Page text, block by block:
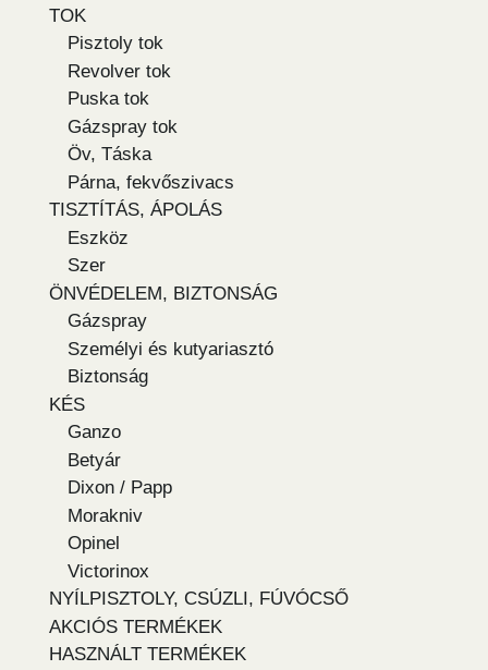
TOK
Pisztoly tok
Revolver tok
Puska tok
Gázspray tok
Öv, Táska
Párna, fekvőszivacs
TISZTÍTÁS, ÁPOLÁS
Eszköz
Szer
ÖNVÉDELEM, BIZTONSÁG
Gázspray
Személyi és kutyariasztó
Biztonság
KÉS
Ganzo
Betyár
Dixon / Papp
Morakniv
Opinel
Victorinox
NYÍLPISZTOLY, CSÚZLI, FÚVÓCSŐ
AKCIÓS TERMÉKEK
HASZNÁLT TERMÉKEK